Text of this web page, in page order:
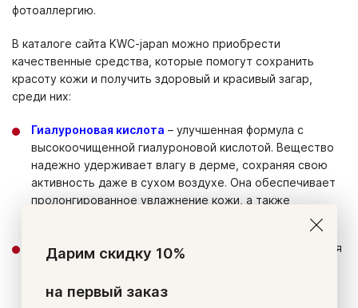
фотоаллергию.
В каталоге сайта KWC-japan можно приобрести
качественные средства, которые помогут сохранить
красоту кожи и получить здоровый и красивый загар,
среди них:
Гиалуроновая кислота – улучшенная формула с
высокоочищенной гиалуроновой кислотой. Вещество
надежно удерживает влагу в дерме, сохраняя свою
активность даже в сухом воздухе. Она обеспечивает
пролонгированное увлажнение кожи, а также
Акулий сквален– уникальный препарат для улучшения
состояния волос и кожи, укрепления иммунитета. Он
лучами.
Дарим скидку 10%
на первый заказ